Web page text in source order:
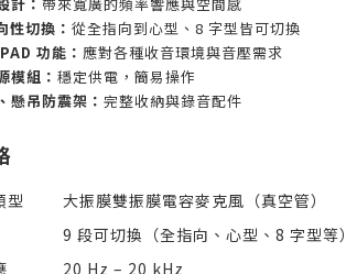
性切換： 從全指向到心型、8 字型皆可切換
功能： 應對各種收音環境與音壓需求
模組： 穩定供電，簡易操作
懸吊防震架： 完整收納與錄音配件
型
大振膜雙振膜電容麥克風（真空管）
9 段可切換（全指向、心型、8 字型等）
20 Hz – 20 kHz